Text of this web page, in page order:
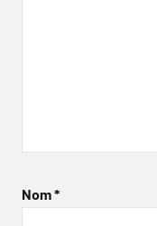
Nom*